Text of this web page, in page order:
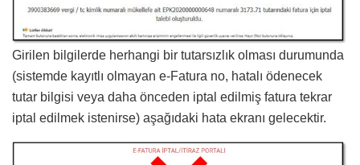
Girilen bilgilerde herhangi bir tutarsızlık olması durumunda
(sistemde kayıtlı olmayan e-Fatura no, hatalı ödenecek
tutar bilgisi veya daha önceden iptal edilmiş fatura tekrar
iptal edilmek istenirse) aşağıdaki hata ekranı gelecektir.